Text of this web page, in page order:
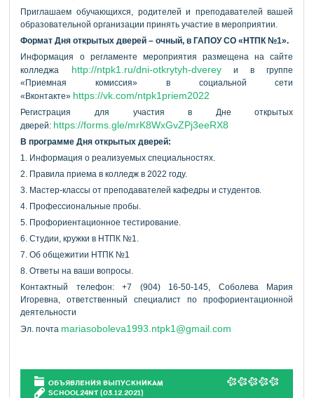
Приглашаем обучающихся, родителей и преподавателей вашей
образовательной организации принять участие в мероприятии.
Формат Дня открытых дверей – очный, в ГАПОУ СО «НТПК №1».
Информация о регламенте мероприятия размещена на сайте
колледжа http://ntpk1.ru/dni-otkrytyh-dvereyи в группе
«Приемная комиссия» в социальной сети
«Вконтакте» https://vk.com/ntpk1priem2022
Регистрация для участия в Дне открытых
дверей: https://forms.gle/mrK8WxGvZPj3eeRX8
В программе Дня открытых дверей:
1. Информация о реализуемых специальностях.
2. Правила приема в колледж в 2022 году.
3. Мастер-классы от преподавателей кафедры и студентов.
4. Профессиональные пробы.
5. Профориентационное тестирование.
6. Студии, кружки в НТПК №1.
7. Об общежитии НТПК №1
8. Ответы на ваши вопросы.
Контактный телефон: +7 (904) 16-50-145, Соболева Мария
Игоревна, ответственный специалист по профориентационной
деятельности
Эл. почта mariasoboleva1993.ntpk1@gmail.com
ОБЪЯВЛЕНИЯ ВЫПУСКНИКАМ
SCHOOL24NT (03.12.2021)